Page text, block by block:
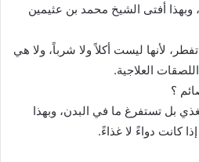
وبهذا أفتى الشيخ محمد بن عثيمين
لأنها ليست أكلاً ولا شرباً، ولا هي
العلاجية.
؟
بل تستفرغ ما في البدن، وبهذا
كانت دواءً لا غذاءً.